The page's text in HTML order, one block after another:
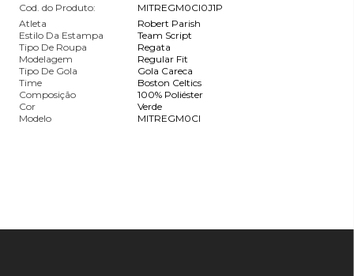
Cod. do Produto:
MITREGM0CI0J1P
Atleta
Robert Parish
Estilo Da Estampa
Team Script
Tipo De Roupa
Regata
Modelagem
Regular Fit
Tipo De Gola
Gola Careca
Time
Boston Celtics
Composição
100% Poliéster
Cor
Verde
Modelo
MITREGM0CI